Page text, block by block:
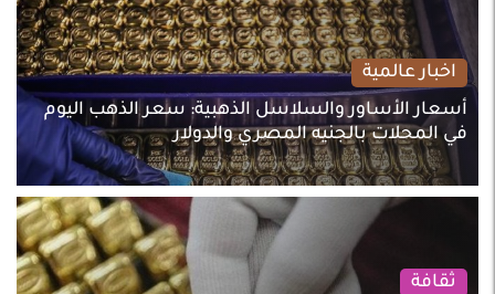
اخبار عالمية
أسعار الأساور والسلاسل الذهبية: سعر الذهب اليوم
في المحلات بالجنيه المصري والدولار
ثقافة